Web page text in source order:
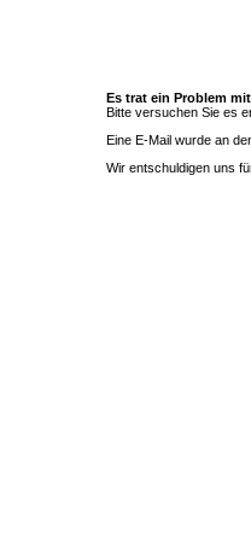
Es trat ein Problem
Bitte versuchen Sie es
Eine E-Mail wurde an
Wir entschuldigen uns